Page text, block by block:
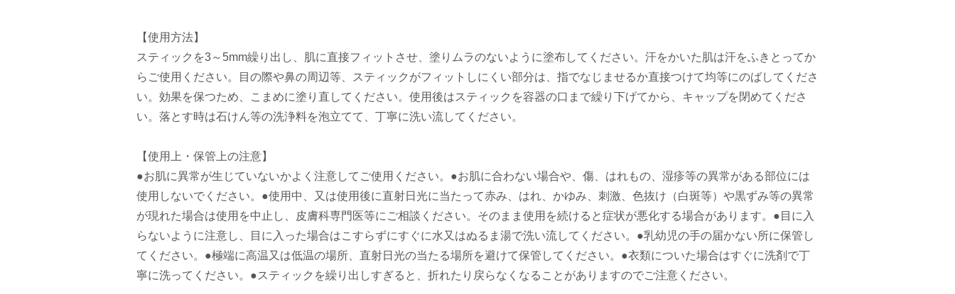
【使用方法】
スティックを3～5mm繰り出し、肌に直接フィットさせ、塗りムラのないように塗布してください。汗をかいた肌は汗をふきとってか
らご使用ください。目の際や鼻の周辺等、スティックがフィットしにくい部分は、指でなじませるか直接つけて均等にのばしてくださ
い。効果を保つため、こまめに塗り直してください。使用後はスティックを容器の口まで繰り下げてから、キャップを閉めてくださ
い。落とす時は石けん等の洗浄料を泡立てて、丁寧に洗い流してください。
【使用上・保管上の注意】
●お肌に異常が生じていないかよく注意してご使用ください。●お肌に合わない場合や、傷、はれもの、湿疹等の異常がある部位には
使用しないでください。●使用中、又は使用後に直射日光に当たって赤み、はれ、かゆみ、刺激、色抜け（白斑等）や黒ずみ等の異常
が現れた場合は使用を中止し、皮膚科専門医等にご相談ください。そのまま使用を続けると症状が悪化する場合があります。●目に入
らないように注意し、目に入った場合はこすらずにすぐに水又はぬるま湯で洗い流してください。●乳幼児の手の届かない所に保管し
てください。●極端に高温又は低温の場所、直射日光の当たる場所を避けて保管してください。●衣類についた場合はすぐに洗剤で丁
寧に洗ってください。●スティックを繰り出しすぎると、折れたり戻らなくなることがありますのでご注意ください。